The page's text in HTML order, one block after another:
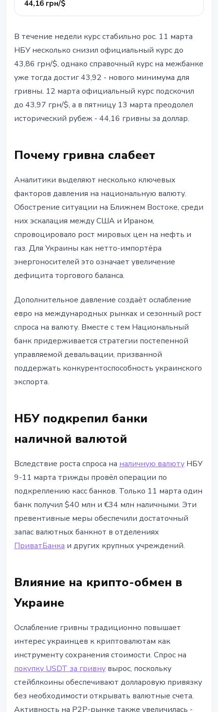
44,16 грн/$
В течение недели курс стабильно рос. 11 марта
НБУ несколько снизил официальный курс до
43,86 грн/$, однако справочный курс на межбанке
уже тогда достиг 43,92 - нового минимума для
гривны. 12 марта официальный курс подскочил
до 43,97 грн/$, а в пятницу 13 марта преодолел
исторический рубеж - 44,16 гривны за доллар.
Почему гривна слабеет
Аналитики выделяют несколько ключевых
факторов давления на национальную валюту.
Обострение ситуации на Ближнем Востоке, среди
них эскалация между США и Ираном,
спровоцировало рост мировых цен на нефть и
газ. Для Украины как нетто-импортёра
энергоносителей это означает увеличение
дефицита торгового баланса.
Дополнительное давление создаёт ослабление
евро на международных рынках и сезонный рост
спроса на валюту. Вместе с тем Национальный
банк придерживается стратегии постепенной
управляемой девальвации, призванной
поддержать конкурентоспособность украинского
экспорта.
НБУ подкрепил банки
наличной валютой
Вследствие роста спроса на наличную валюту НБУ
9-11 марта трижды провёл операции по
подкреплению касс банков. Только 11 марта один
банк получил $40 млн и €34 млн наличными. Эти
превентивные меры обеспечили достаточный
запас валютных банкнот в отделениях
ПриватБанка и других крупных учреждений.
Влияние на крипто-обмен в
Украине
Ослабление гривны традиционно повышает
интерес украинцев к криптовалютам как
инструменту сохранения стоимости. Спрос на
покупку USDT за гривну вырос, поскольку
стейблкоины обеспечивают долларовую привязку
без необходимости открывать валютные счета.
Активность на P2P-рынке также увеличилась -